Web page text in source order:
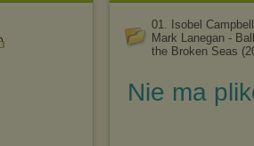
01. Isobel
Mark Lanegan -
the Broken Seas
Nie ma